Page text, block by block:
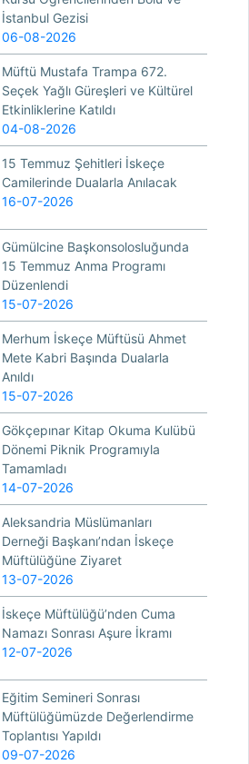
İstanbul Gezisi
06-08-2026
Müftü Mustafa Trampa 672.
Seçek Yağlı Güreşleri ve Kültürel
Etkinliklerine Katıldı
04-08-2026
15 Temmuz Şehitleri İskeçe
Camilerinde Dualarla Anılacak
16-07-2026
Gümülcine Başkonsolosluğunda
15 Temmuz Anma Programı
Düzenlendi
15-07-2026
Merhum İskeçe Müftüsü Ahmet
Mete Kabri Başında Dualarla
Anıldı
15-07-2026
Gökçepınar Kitap Okuma Kulübü
Dönemi Piknik Programıyla
Tamamladı
14-07-2026
Aleksandria Müslümanları
Derneği Başkanı’ndan İskeçe
Müftülüğüne Ziyaret
13-07-2026
İskeçe Müftülüğü’nden Cuma
Namazı Sonrası Aşure İkramı
12-07-2026
Eğitim Semineri Sonrası
Müftülüğümüzde Değerlendirme
Toplantısı Yapıldı
09-07-2026